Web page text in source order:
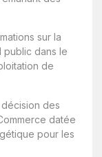
sur la
dans le
de
des
datée
pour les